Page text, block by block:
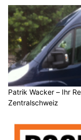
Patrik Wacker – Ihr
Zentralschweiz